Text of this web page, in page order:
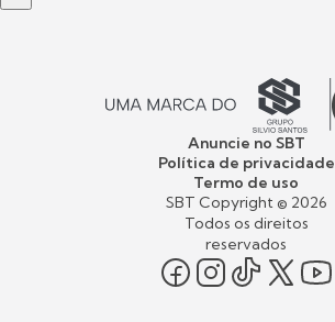
Anuncie no SBT
Política de privacidade
Termo de uso
SBT Copyright © 2026
Todos os direitos
reservados